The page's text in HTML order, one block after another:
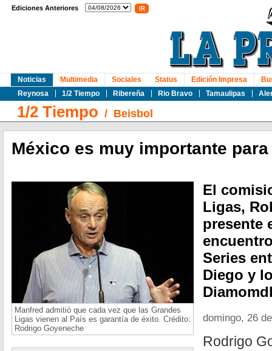
Ediciones Anteriores
Noticias
Reynosa
1/2 Tiempo Ribereña Rio Bravo Tamaulipas
Multimedia Sociales Status Edición Impresa
1/2 Tiempo / Beisbol
México es muy importante
Manfred admitió que cada vez que las Grandes
Ligas vienen al País es garantía de éxito. Crédito:
Rodrigo Goyeneche
El
Ligas,
presente
Series
Diego y
domingo, 26
Rodrigo